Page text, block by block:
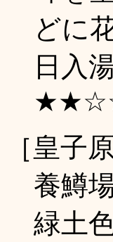
どに
日入
［皇子
養鱒
緑土